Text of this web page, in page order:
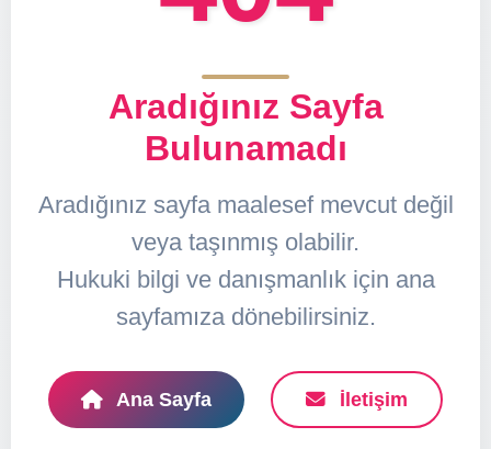
Aradığınız Sayfa
Bulunamadı
Aradığınız sayfa maalesef mevcut değil
veya taşınmış olabilir.
Hukuki bilgi ve danışmanlık için ana
sayfamıza dönebilirsiniz.
Ana Sayfa İletişim